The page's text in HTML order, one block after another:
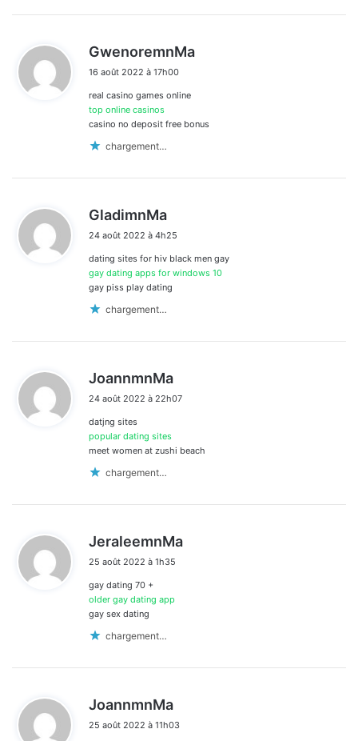
GwenoremnMa
16 août 2022 à 17h00
real casino games online
top online casinos
casino no deposit free bonus
chargement…
GladimnMa
t
:
24 août 2022 à 4h25
dating sites for hiv black men gay
gay dating apps for windows 10
gay piss play dating
chargement…
JoannmnMa
t
24 août 2022 à 22h07
datjng sites
popular dating sites
meet women at zushi beach
chargement…
JeraleemnMa
25 août 2022 à 1h35
gay dating 70 +
older gay dating app
gay sex dating
chargement…
JoannmnMa
t
25 août 2022 à 11h03